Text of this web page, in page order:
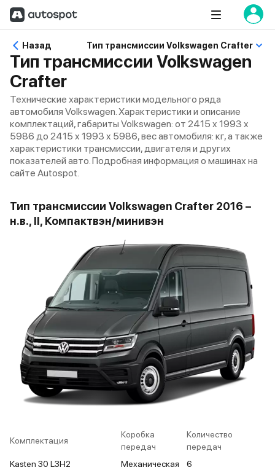
Назад Тип трансмиссии Volkswagen Crafter
Тип трансмиссии Volkswagen
Crafter
Технические характеристики модельного ряда
автомобиля Volkswagen. Характеристики и описание
комплектаций, габариты Volkswagen: от 2415 x 1993 x
5986 до 2415 x 1993 x 5986, вес автомобиля: кг, а также
характеристики трансмиссии, двигателя и других
показателей авто. Подробная информация о машинах на
сайте Autospot.
Тип трансмиссии Volkswagen Crafter 2016 –
н.в., II, Компактвэн/минивэн
Комплектация
Коробка
передач
Количество
передач
Kasten 30 L3H2
Механическая 6